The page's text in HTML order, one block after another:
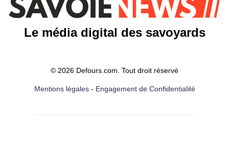
Le média digital des savoyards
© 2026 Defours.com. Tout droit réservé
Mentions légales- Engagement de Confidentialité